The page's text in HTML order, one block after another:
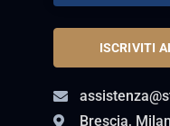
ISCRIVITI
Brescia,